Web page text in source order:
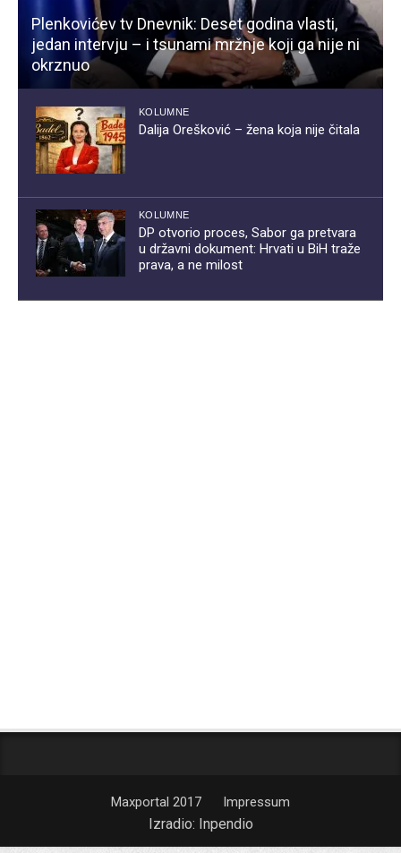
Plenkovićev tv Dnevnik: Deset godina vlasti,
jedan intervju – i tsunami mržnje koji ga nije ni
okrznuo
KOLUMNE
Dalija Orešković – žena koja nije čitala
KOLUMNE
DP otvorio proces, Sabor ga pretvara
u državni dokument: Hrvati u BiH traže
prava, a ne milost
Maxportal 2017 Impressum
Izradio: Inpendio